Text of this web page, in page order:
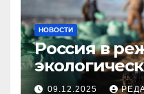
НОВОСТИ
Россия в
09.12.2025